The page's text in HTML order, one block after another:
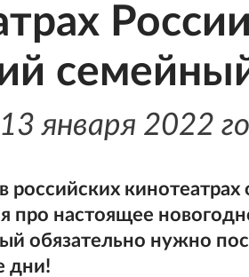
января 2022
российских кинотеатрах
про настоящее
обязательно нужно
дни!